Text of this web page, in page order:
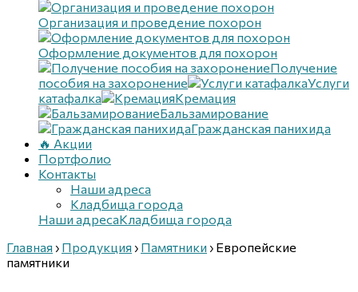
Организация и проведение похорон
Оформление документов для похорон
Получение
пособия на захоронение
Услуги
катафалка
Кремация
Бальзамирование
Гражданская панихида
🔥 Акции
Портфолио
Контакты
Наши адреса
Кладбища города
Наши адресаКладбища города
Главная › Продукция › Памятники › Европейские
памятники